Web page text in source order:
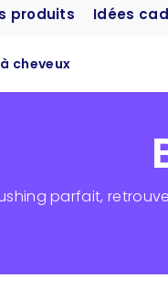
produits Idées
cheveux
parfait,